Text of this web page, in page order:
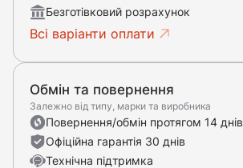
Безготівковий розрахунок
Всі варіанти оплати
Обмін та повернення
Залежно від типу, марки та виробника
Повернення/обмін протягом 14 днів
Офіційна гарантія 30 днів
Технічна підтримка